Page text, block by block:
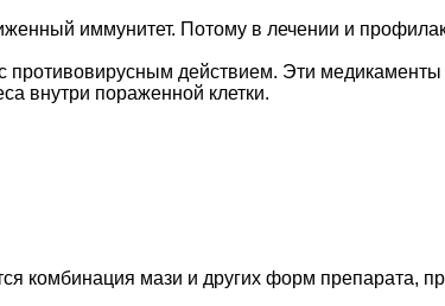
иммунитет. Потому в лечении и
противовирусным действием. Эти
внутри пораженной клетки.
комбинация мази и других форм препарата,